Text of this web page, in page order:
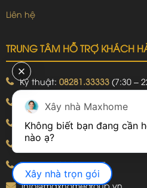
Liên hệ
TRUNG TÂM HỖ TRỢ KHÁCH
Kỹ thuật: 08281.33333 (7:30 –
Khiếu nại: 09240.99999 (7:30 –
Bảo hành:09240.99999(8:00 –
Hotline: 092.774.8888
Hotline: 092.924.5555
info@maxhomegroup.vn
Xây nhà Maxhome
Không biết bạn đang cần
Xây nhà trọn gói